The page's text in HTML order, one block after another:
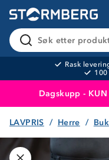
Søk etter
Rask
Dagskupp -
Produktet
LAVPRIS Herre